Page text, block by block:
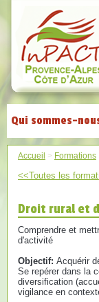
Qui sommes-
Accueil > Formations
<<Toutes les
Droit rural et
Comprendre et
d'activité
Objectif: Acquérir
Se repérer dans la
diversification
vigilance en